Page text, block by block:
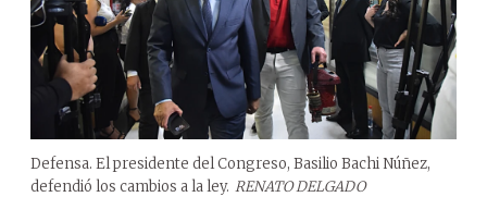
Defensa. El presidente del Congreso, Basilio Bachi Núñez,
defendió los cambios a la ley. RENATO DELGADO